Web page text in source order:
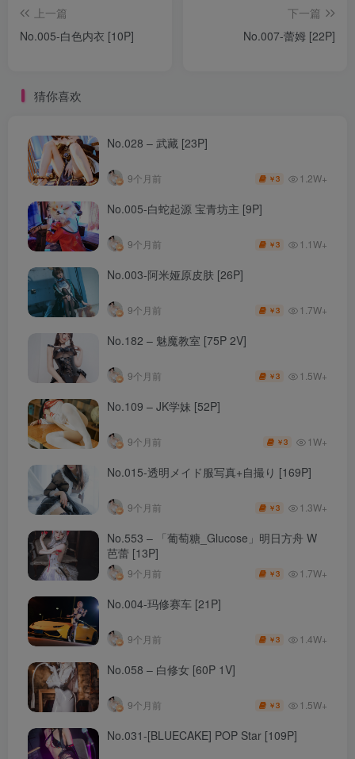
上一篇
No.005-白色内衣 [10P]
下一篇
No.007-蕾姆 [22P]
猜你喜欢
No.028 – 武藏 [23P]
9个月前 ￥3 1.2W+
No.005-白蛇起源 宝青坊主 [9P]
9个月前 ￥3 1.1W+
No.003-阿米娅原皮肤 [26P]
9个月前 ￥3 1.7W+
No.182 – 魅魔教室 [75P 2V]
9个月前 ￥3 1.5W+
No.109 – JK学妹 [52P]
9个月前 ￥3 1W+
No.015-透明メイド服写真+自撮り [169P]
9个月前 ￥3 1.3W+
No.553 – 「葡萄糖_Glucose」明日方舟 W
芭蕾 [13P]
9个月前 ￥3 1.7W+
No.004-玛修赛车 [21P]
9个月前 ￥3 1.4W+
No.058 – 白修女 [60P 1V]
9个月前 ￥3 1.5W+
No.031-[BLUECAKE] POP Star [109P]